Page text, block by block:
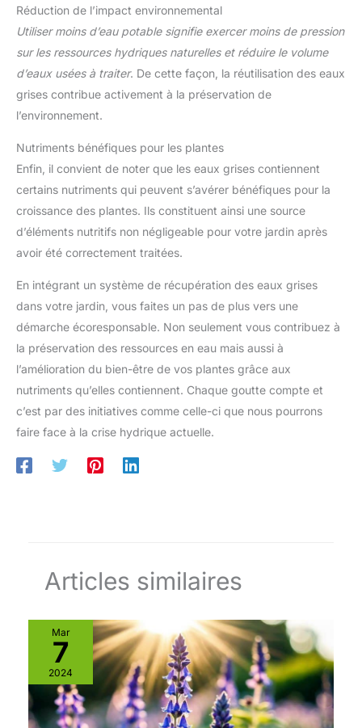
Réduction de l’impact environnemental
Utiliser moins d’eau potable signifie exercer moins de pression
sur les ressources hydriques naturelles et réduire le volume
d’eaux usées à traiter. De cette façon, la réutilisation des eaux
grises contribue activement à la préservation de
l’environnement.
Nutriments bénéfiques pour les plantes
Enfin, il convient de noter que les eaux grises contiennent
certains nutriments qui peuvent s’avérer bénéfiques pour la
croissance des plantes. Ils constituent ainsi une source
d’éléments nutritifs non négligeable pour votre jardin après
avoir été correctement traitées.
En intégrant un système de récupération des eaux grises
dans votre jardin, vous faites un pas de plus vers une
démarche écoresponsable. Non seulement vous contribuez à
la préservation des ressources en eau mais aussi à
l’amélioration du bien-être de vos plantes grâce aux
nutriments qu’elles contiennent. Chaque goutte compte et
c’est par des initiatives comme celle-ci que nous pourrons
faire face à la crise hydrique actuelle.
Articles similaires
Mar
7
2024